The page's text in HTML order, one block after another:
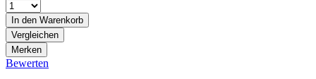
In den Warenkorb
Vergleichen
Merken
Bewerten